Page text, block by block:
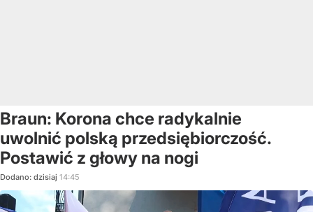
Braun: Korona chce radykalnie
uwolnić polską przedsiębiorczość.
Postawić z głowy na nogi
Dodano: dzisiaj 14:45